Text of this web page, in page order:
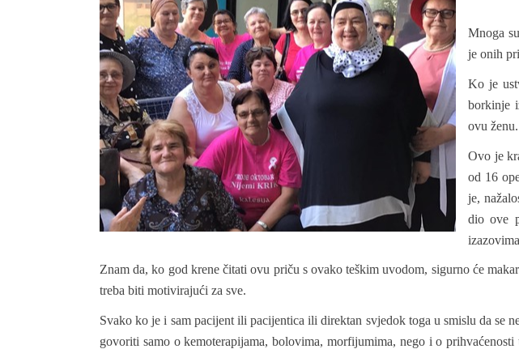
Mnoga
je onih
Ko je
borkinje
ovu
Ovo je
od 16
je,
dio ove
Znam da, ko god krene čitati ovu priču s ovako teškim uvodom, sigurno će
treba biti motivirajući za sve.
Svako ko je i sam pacijent ili pacijentica ili direktan svjedok toga u smislu da
govoriti samo o kemoterapijama, bolovima, morfijumima, nego i o